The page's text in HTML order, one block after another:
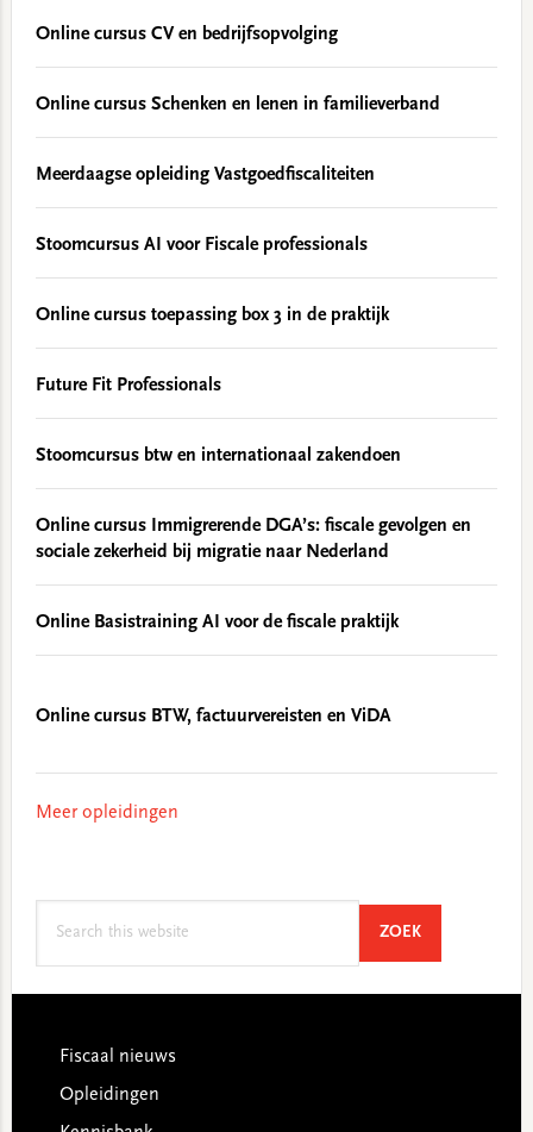
Online cursus CV en bedrijfsopvolging
Online cursus Schenken en lenen in familieverband
Meerdaagse opleiding Vastgoedfiscaliteiten
Stoomcursus AI voor Fiscale professionals
Online cursus toepassing box 3 in de praktijk
Future Fit Professionals
Stoomcursus btw en internationaal zakendoen
Online cursus Immigrerende DGA’s: fiscale gevolgen en
sociale zekerheid bij migratie naar Nederland
Online Basistraining AI voor de fiscale praktijk
Online cursus BTW, factuurvereisten en ViDA
Meer opleidingen
ZOEKSEARCH
Footer
Fiscaal nieuws
Opleidingen